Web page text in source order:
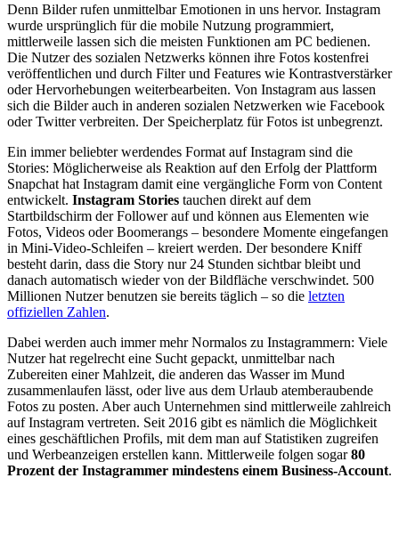
Denn Bilder rufen unmittelbar Emotionen in uns hervor. Instagram
wurde ursprünglich für die mobile Nutzung programmiert,
mittlerweile lassen sich die meisten Funktionen am PC bedienen.
Die Nutzer des sozialen Netzwerks können ihre Fotos kostenfrei
veröffentlichen und durch Filter und Features wie Kontrastverstärker
oder Hervorhebungen weiterbearbeiten. Von Instagram aus lassen
sich die Bilder auch in anderen sozialen Netzwerken wie Facebook
oder Twitter verbreiten. Der Speicherplatz für Fotos ist unbegrenzt.
Ein immer beliebter werdendes Format auf Instagram sind die
Stories: Möglicherweise als Reaktion auf den Erfolg der Plattform
Snapchat hat Instagram damit eine vergängliche Form von Content
entwickelt. Instagram Stories tauchen direkt auf dem
Startbildschirm der Follower auf und können aus Elementen wie
Fotos, Videos oder Boomerangs – besondere Momente eingefangen
in Mini-Video-Schleifen – kreiert werden. Der besondere Kniff
besteht darin, dass die Story nur 24 Stunden sichtbar bleibt und
danach automatisch wieder von der Bildfläche verschwindet. 500
Millionen Nutzer benutzen sie bereits täglich – so die letzten
offiziellen Zahlen.
Dabei werden auch immer mehr Normalos zu Instagrammern: Viele
Nutzer hat regelrecht eine Sucht gepackt, unmittelbar nach
Zubereiten einer Mahlzeit, die anderen das Wasser im Mund
zusammenlaufen lässt, oder live aus dem Urlaub atemberaubende
Fotos zu posten. Aber auch Unternehmen sind mittlerweile zahlreich
auf Instagram vertreten. Seit 2016 gibt es nämlich die Möglichkeit
eines geschäftlichen Profils, mit dem man auf Statistiken zugreifen
und Werbeanzeigen erstellen kann. Mittlerweile folgen sogar80
Prozent der Instagrammer mindestens einem Business-Account.